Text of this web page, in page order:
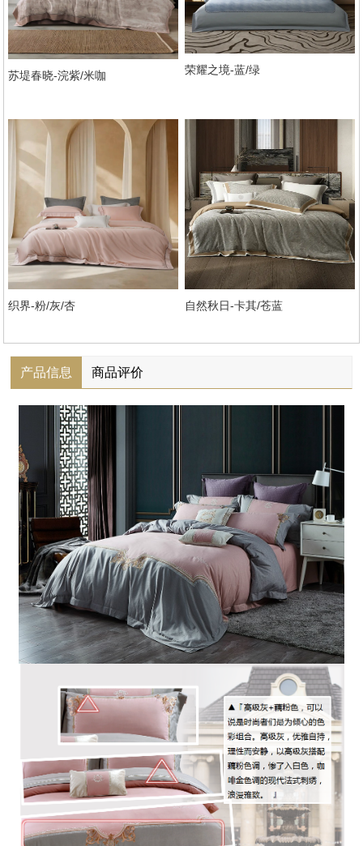
苏堤春晓-浣紫/米咖 荣耀之境-蓝/绿
织界-粉/灰/杏 自然秋日-卡其/苍蓝
产品信息 商品评价